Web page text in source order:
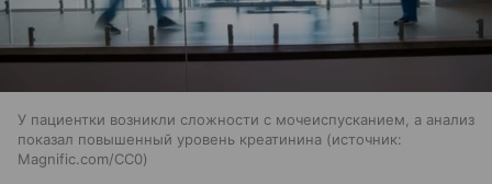
У пациентки возникли сложности с мочеиспусканием, а анализ
показал повышенный уровень креатинина
источник:
Magnific.com/CC0